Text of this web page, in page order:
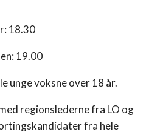
18.30
19.00
unge voksne over 18 år.
regionslederne fra LO og
fra hele